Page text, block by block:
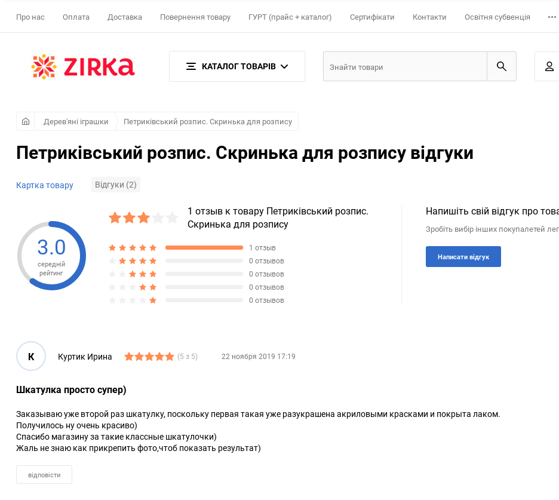
Про нас Оплата Доставка Повернення товару ГУРТ (прайс + каталог) Сертифікати Контакти Освітня субвенція
КАТАЛОГ ТОВАРІВ
Дерев'яні іграшки Петриківський розпис. Скринька для розпису
Петриківський розпис. Скринька для розпису відгуки
Картка товару Відгуки (2)
3.0
середній
рейтинг
1 отзыв к товару Петриківський розпис.
Скринька для розпису
1 отзыв
0 отзывов
0 отзывов
0 отзывов
0 отзывов
Напишіть свій відгук про
Зробіть вибір інших покупалетей
Написати відгук
К Куртик Ирина (5 з 5) 22 ноября 2019 17:19
Шкатулка просто супер)
Заказываю уже второй раз шкатулку, поскольку первая такая уже разукрашена акриловыми красками и покрыта лаком.
Получилось ну очень красиво)
Спасибо магазину за такие классные шкатулочки)
Жаль не знаю как прикрепить фото,чтоб показать результат)
відповісти